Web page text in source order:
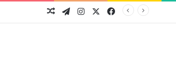
فیسبوکایکس اینستاگرام
تلگرام